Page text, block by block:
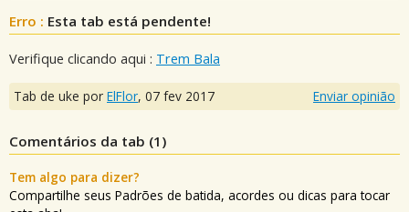
Erro : Esta tab está pendente!
Verifique clicando aqui : Trem Bala
Tab de uke por ElFlor, 07 fev 2017 Enviar opinião
Comentários da tab (1 )
Tem algo para dizer?
Compartilhe seus Padrões de batida, acordes ou dicas para tocar